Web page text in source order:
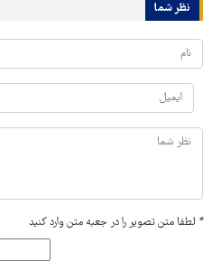
نظر شما
* لطفا متن تصویر را در جعبه متن وارد کنید